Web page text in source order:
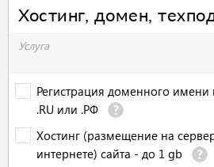
Хостинг, домен,
Услуга
Регистрация доменного имени
.RU или .РФ
Хостинг (размещение на
интернете) сайта - до 1 gb